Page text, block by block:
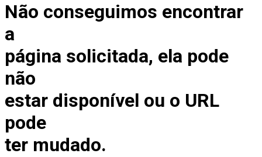
Não conseguimos encontrar
a
página solicitada, ela pode
não
estar disponível ou o URL
pode
ter mudado.